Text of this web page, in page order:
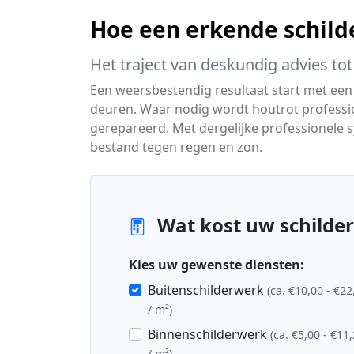
Hoe een erkende
Het traject van deskundig advies
Een weersbestendig resultaat start met
deuren. Waar nodig wordt houtrot
gerepareerd. Met dergelijke professionele
bestand tegen regen en zon.
Wat kost uw
Kies uw gewenste diensten:
Buitenschilderwerk (ca. €10,00 -
/ m²)
Binnenschilderwerk (ca. €5,00 -